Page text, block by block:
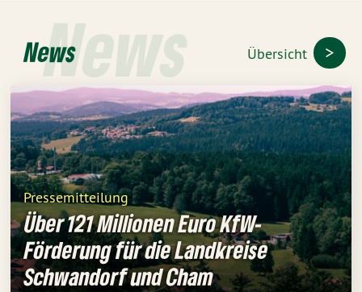
News
News Übersicht
Pressemitteilung
Über 121 Millionen Euro KfW-
Förderung für die Landkreise
Schwandorf und Cham